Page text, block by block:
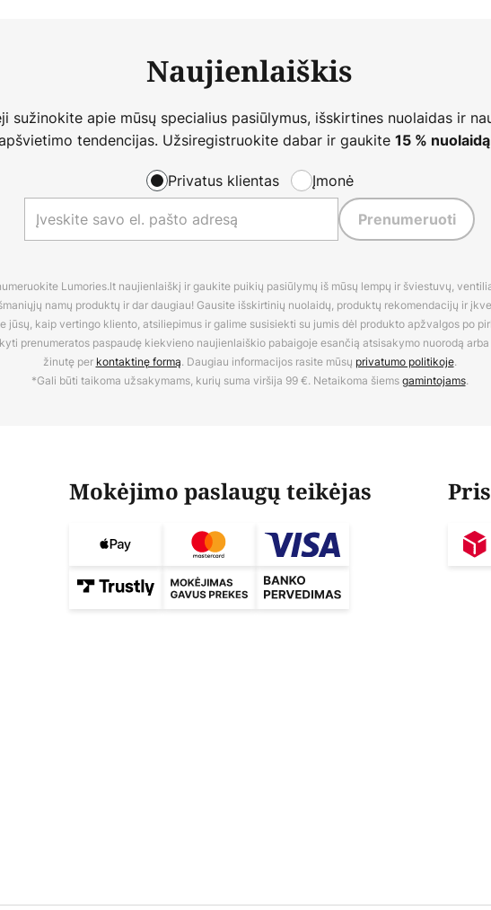
Naujienlaiškis
sužinokite apie mūsų specialius pasiūlymus, išskirtines nuolaidas ir
tendencijas. Užsiregistruokite dabar ir gaukite 15 %
Privatus klientas Įmonė
Prenumeruoti
Lumories.lt naujienlaiškį ir gaukite puikių pasiūlymų iš mūsų lempų ir šviestuvų,
namų produktų ir dar daugiau! Gausite išskirtinių nuolaidų, produktų rekomendacijų ir
jūsų, kaip vertingo kliento, atsiliepimus ir galime susisiekti su jumis dėl produkto apžvalgos po
prenumeratos paspaudę kiekvieno naujienlaiškio pabaigoje esančią atsisakymo nuorodą arba
žinutę per kontaktinę formą. Daugiau informacijos rasite mūsų privatumo politikoje.
*Gali būti taikoma užsakymams, kurių suma viršija 99 €. Netaikoma šiemsgamintojams.
Mokėjimo paslaugų teikėjas